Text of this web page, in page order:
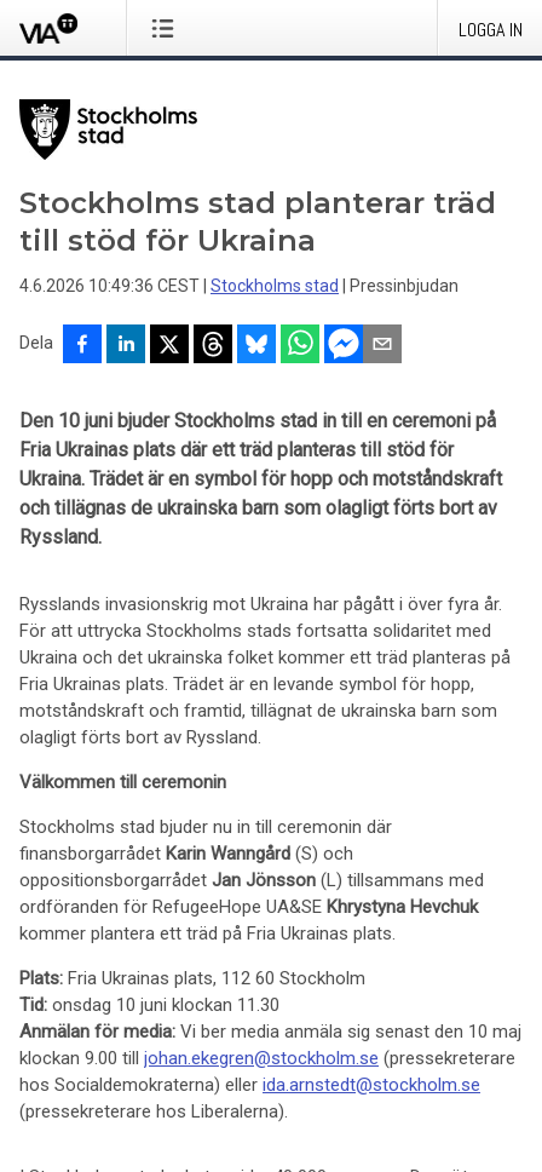
LOGGA IN
Stockholms stad planterar träd
till stöd för Ukraina
4.6.2026 10:49:36 CEST Stockholms stad Pressinbjudan
Dela
Den 10 juni bjuder Stockholms stad in till en ceremoni på
Fria Ukrainas plats där ett träd planteras till stöd för
Ukraina. Trädet är en symbol för hopp och motståndskraft
och tillägnas de ukrainska barn som olagligt förts bort av
Ryssland.
Rysslands invasionskrig mot Ukraina har pågått i över fyra år.
För att uttrycka Stockholms stads fortsatta solidaritet med
Ukraina och det ukrainska folket kommer ett träd planteras på
Fria Ukrainas plats. Trädet är en levande symbol för hopp,
motståndskraft och framtid, tillägnat de ukrainska barn som
olagligt förts bort av Ryssland.
Välkommen till ceremonin
Stockholms stad bjuder nu in till ceremonin där
finansborgarrådet Karin Wanngård (S) och
oppositionsborgarrådet Jan Jönsson (L) tillsammans med
ordföranden för RefugeeHope UA&SE Khrystyna Hevchuk
kommer plantera ett träd på Fria Ukrainas plats.
Plats: Fria Ukrainas plats, 112 60 Stockholm
Tid: onsdag 10 juni klockan 11.30
Anmälan för media: Vi ber media anmäla sig senast den 10 maj
klockan 9.00 till johan.ekegren@stockholm.se (pressekreterare
hos Socialdemokraterna) eller ida.arnstedt@stockholm.se
(pressekreterare hos Liberalerna).